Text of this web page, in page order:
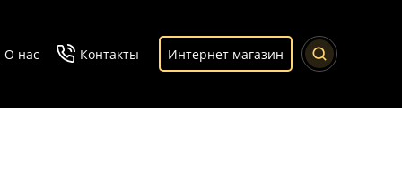
О нас Контакты Интернет магазин